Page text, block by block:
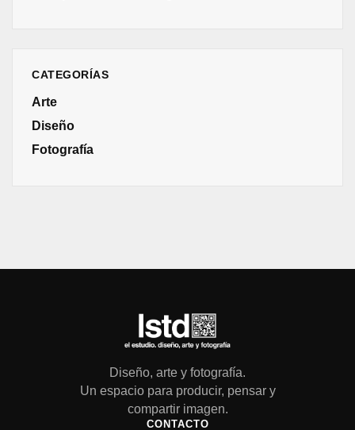
CATEGORÍAS
Arte
Diseño
Fotografía
Diseño, arte y fotografía.
Un espacio para producir, pensar y
compartir imagen.
CONTACTO